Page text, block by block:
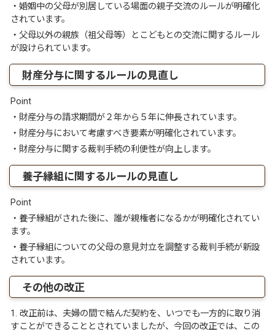
・婚姻中の父母が別居している場面の親子交流のルールが明確化
されています。
・父母以外の親族（祖父母等）とこどもとの交流に関するルール
が設けられています。
財産分与に関するルールの見直し
Point
・財産分与の請求期間が２年から５年に伸長されています。
・財産分与において考慮すべき要素が明確化されています。
・財産分与に関する裁判手続の利便性が向上します。
養子縁組に関するルールの見直し
Point
・養子縁組がされた後に、誰が親権者になるかが明確化されてい
ます。
・養子縁組についての父母の意見対立を調整する裁判手続が新設
されています。
その他の改正
1. 改正前は、夫婦の間で結んだ契約を、いつでも一方的に取り消
すことができることとされていましたが、今回の改正では、この